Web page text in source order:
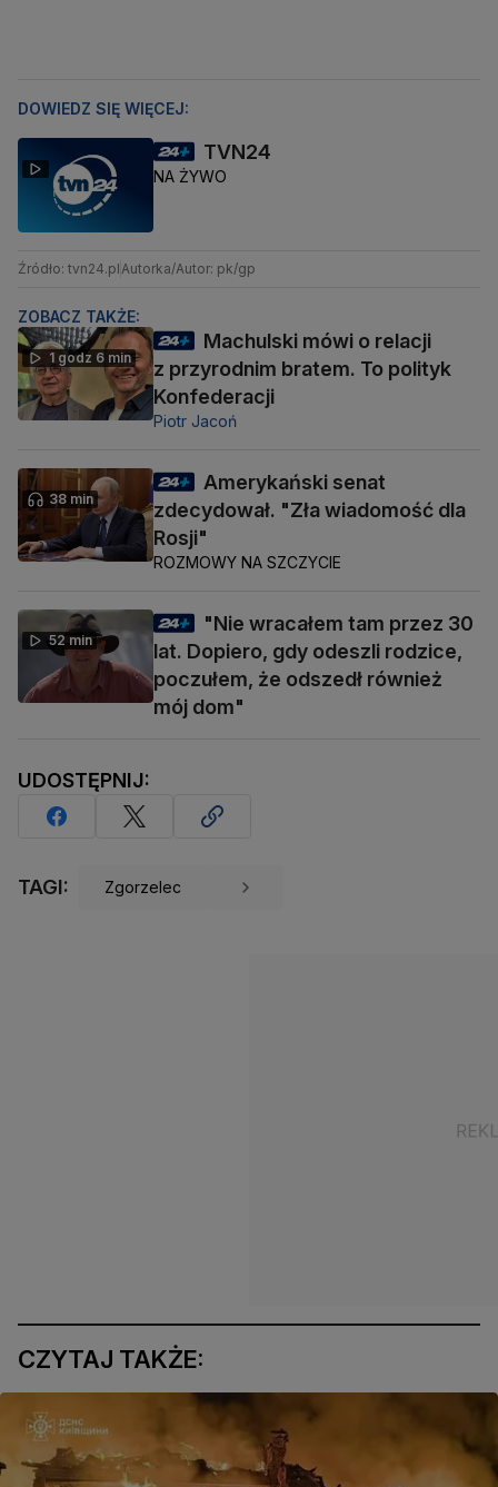
DOWIEDZ SIĘ WIĘCEJ:
TVN24
NA ŻYWO
Źródło: tvn24.pl Autorka/Autor: pk/gp
ZOBACZ TAKŻE:
1 godz 6 min
Machulski mówi o relacji
z przyrodnim bratem. To polityk
Konfederacji
Piotr Jacoń
38 min
Amerykański senat
zdecydował. "Zła wiadomość dla
Rosji"
ROZMOWY NA SZCZYCIE
52 min
"Nie wracałem tam przez 30
lat. Dopiero, gdy odeszli rodzice,
poczułem, że odszedł również
mój dom"
UDOSTĘPNIJ:
TAGI: Zgorzelec
CZYTAJ TAKŻE: